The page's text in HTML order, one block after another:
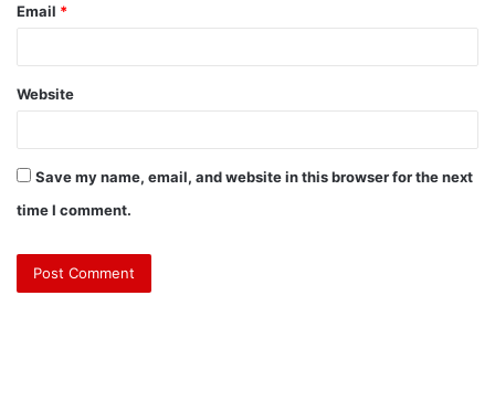
Email *
Website
Save my name, email, and website in this browser for the next
time I comment.